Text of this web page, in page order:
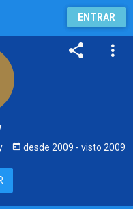
ENTRAR
desde 2009 - visto 2009